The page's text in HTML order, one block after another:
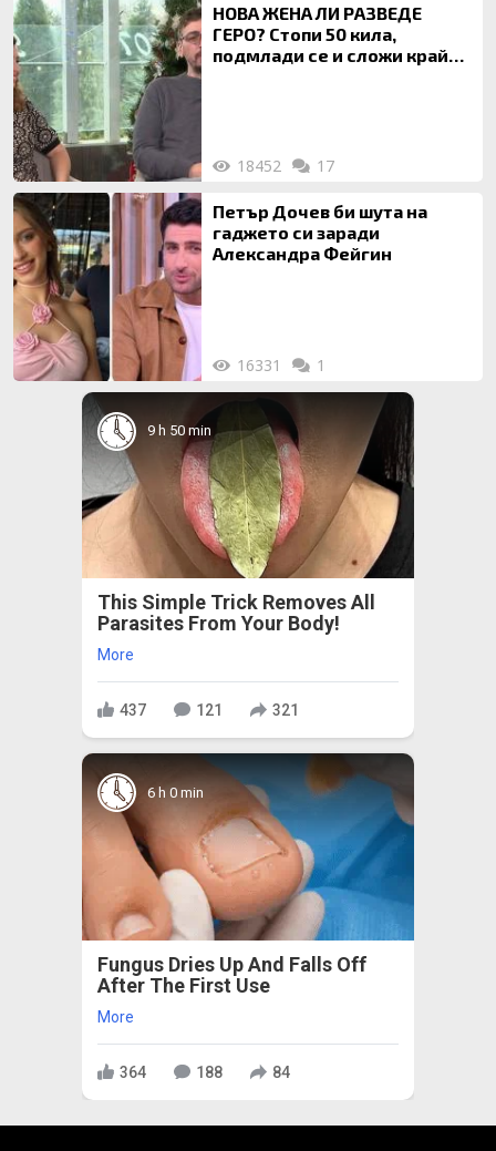
НОВА ЖЕНА ЛИ РАЗВЕДЕ
ГЕРО? Стопи 50 кила,
подмлади се и сложи край
18452 17
Петър Дочев би шута на
гаджето си заради
Александра Фейгин
16331 1
9 h 50 min
This Simple Trick Removes All
Parasites From Your Body!
More
437 121 321
6 h 0 min
Fungus Dries Up And Falls Off
After The First Use
More
364 188 84